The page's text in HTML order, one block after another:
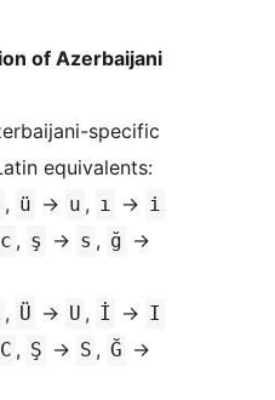
of Azerbaijani
specific
equivalents:
, ü → u , ı → i
c , ş → s , ğ →
, Ü → U , İ → I
C , Ş → S , Ğ →